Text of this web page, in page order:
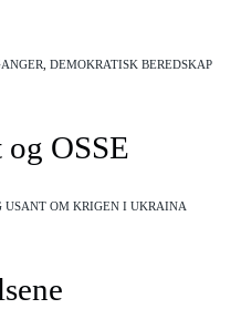
DEMOKRATISK BEREDSKAP
OSSE
USANT OM KRIGEN I UKRAINA